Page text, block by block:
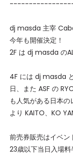
dj masda 主宰
今年も開催決定！
2F は dj masda の
4F には dj masda
日、また ASF の
も人気がある日本
より KAITO、KO
前売券販売はイベン
23歳以下当日入場料